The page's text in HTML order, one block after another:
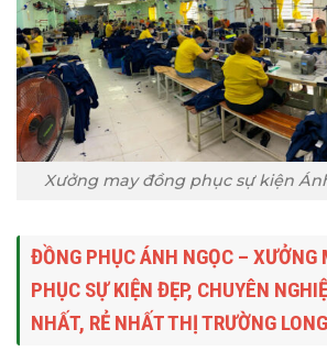
Xưởng may đồng phục sự kiện
ĐỒNG PHỤC ÁNH NGỌC – XƯỞNG
PHỤC SỰ KIỆN ĐẸP, CHUYÊN
NHẤT, RẺ NHẤT THỊ TRƯỜNG